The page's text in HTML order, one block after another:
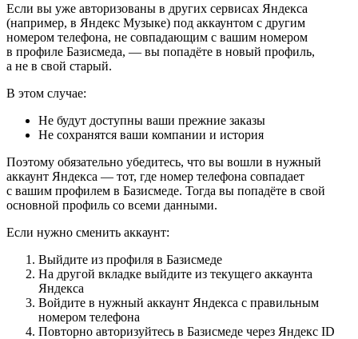
Если вы уже авторизованы в других сервисах Яндекса
(например, в Яндекс Музыке) под аккаунтом с другим
номером телефона, не совпадающим с вашим номером
в профиле Базисмеда, — вы попадёте в новый профиль,
а не в свой старый.
В этом случае:
Не будут доступны ваши прежние заказы
Не сохранятся ваши компании и история
Поэтому обязательно убедитесь, что вы вошли в нужный
аккаунт Яндекса — тот, где номер телефона совпадает
с вашим профилем в Базисмеде. Тогда вы попадёте в свой
основной профиль со всеми данными.
Если нужно сменить аккаунт:
Выйдите из профиля в Базисмеде
На другой вкладке выйдите из текущего аккаунта
Яндекса
Войдите в нужный аккаунт Яндекса с правильным
номером телефона
Повторно авторизуйтесь в Базисмеде через Яндекс ID